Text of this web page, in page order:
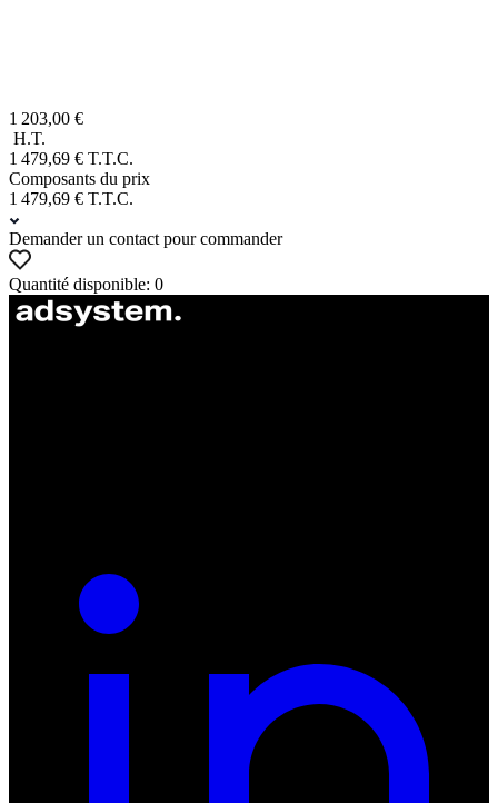
1 203,00 €
H.T.
1 479,69 € T.T.C.
Composants du prix
1 479,69 € T.T.C.
Demander un contact pour commander
Quantité disponible: 0